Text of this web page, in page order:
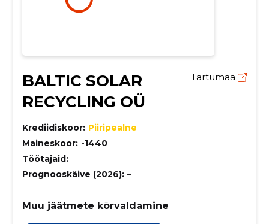
BALTIC SOLAR
RECYCLING OÜ
Tartumaa
Krediidiskoor: Piiripealne
Maineskoor: -1440
Töötajaid: –
Prognooskäive (2026): –
Muu jäätmete kõrvaldamine